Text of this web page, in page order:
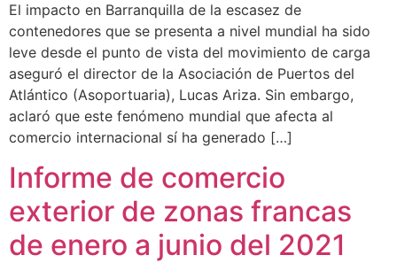
El impacto en Barranquilla de la escasez de
contenedores que se presenta a nivel mundial ha sido
leve desde el punto de vista del movimiento de carga
aseguró el director de la Asociación de Puertos del
Atlántico (Asoportuaria), Lucas Ariza. Sin embargo,
aclaró que este fenómeno mundial que afecta al
comercio internacional sí ha generado […]
Informe de comercio
exterior de zonas francas
de enero a junio del 2021